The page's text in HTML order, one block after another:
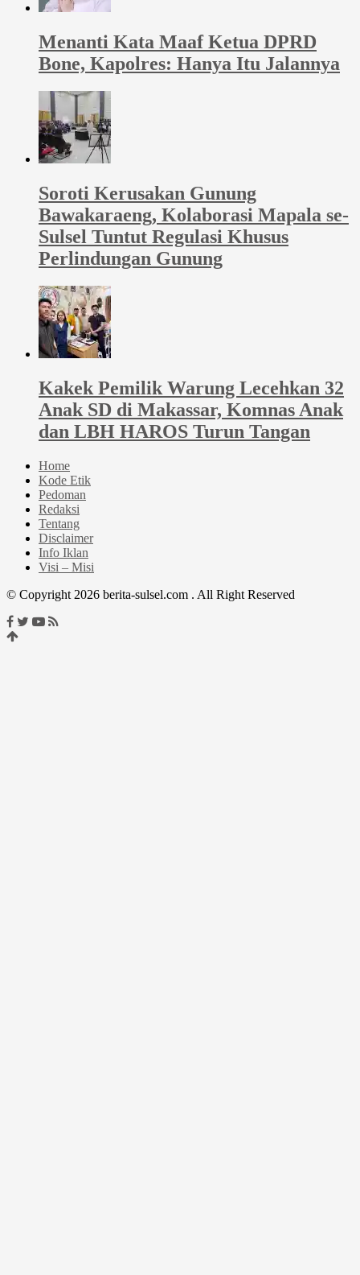
Menanti Kata Maaf Ketua DPRD
Bone, Kapolres: Hanya Itu Jalannya
Soroti Kerusakan Gunung
Bawakaraeng, Kolaborasi Mapala se-
Sulsel Tuntut Regulasi Khusus
Perlindungan Gunung
Kakek Pemilik Warung Lecehkan 32
Anak SD di Makassar, Komnas Anak
dan LBH HAROS Turun Tangan
Home
Kode Etik
Pedoman
Redaksi
Tentang
Disclaimer
Info Iklan
Visi – Misi
© Copyright 2026 berita-sulsel.com . All Right Reserved